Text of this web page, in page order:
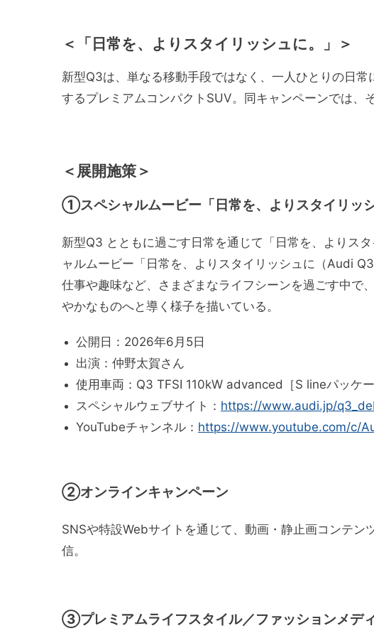
＜ 「日常を、よりスタイリッシュに。」＞
新型Q3は、単なる移動手段ではなく、一人ひとりの日
するプレミアムコンパクトSUV。同キャンペーンでは、
＜ 展開施策＞
①スペシャルムービー「日常を、よりスタイリッ
新型Q3 とともに過ごす日常を通じて「日常を、よりス
ャルムービー「日常を、よりスタイリッシュに（Audi
仕事や趣味など、さまざまなライフシーンを過ごす中で
やかなものへと導く様子を描いている。
公開日：2026年6月5日
出演：仲野太賀さん
使用車両：Q3 TFSI 110kW advanced［S lineパッケー
スペシャルウェブサイト： https://www.audi.jp/
YouTubeチャンネル： https://www.youtube.com/c/
②オンラインキャンペーン
SNSや特設Webサイトを通じて、動画・静止画コンテ
信。
③プレミアムライフスタイル／ファッションメデ